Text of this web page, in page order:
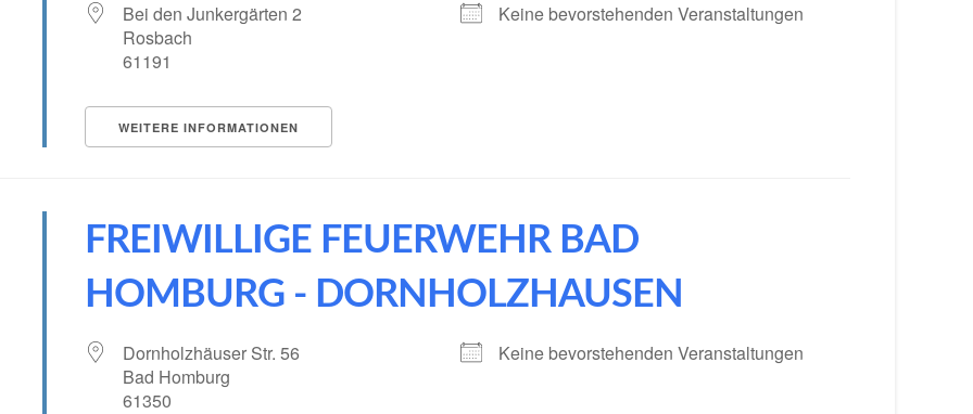
Bei den Junkergärten 2
Rosbach
61191
Keine bevorstehenden Veranstaltungen
WEITERE INFORMATIONEN
FREIWILLIGE FEUERWEHR BAD
HOMBURG - DORNHOLZHAUSEN
Dornholzhäuser Str. 56
Bad Homburg
61350
Keine bevorstehenden Veranstaltungen